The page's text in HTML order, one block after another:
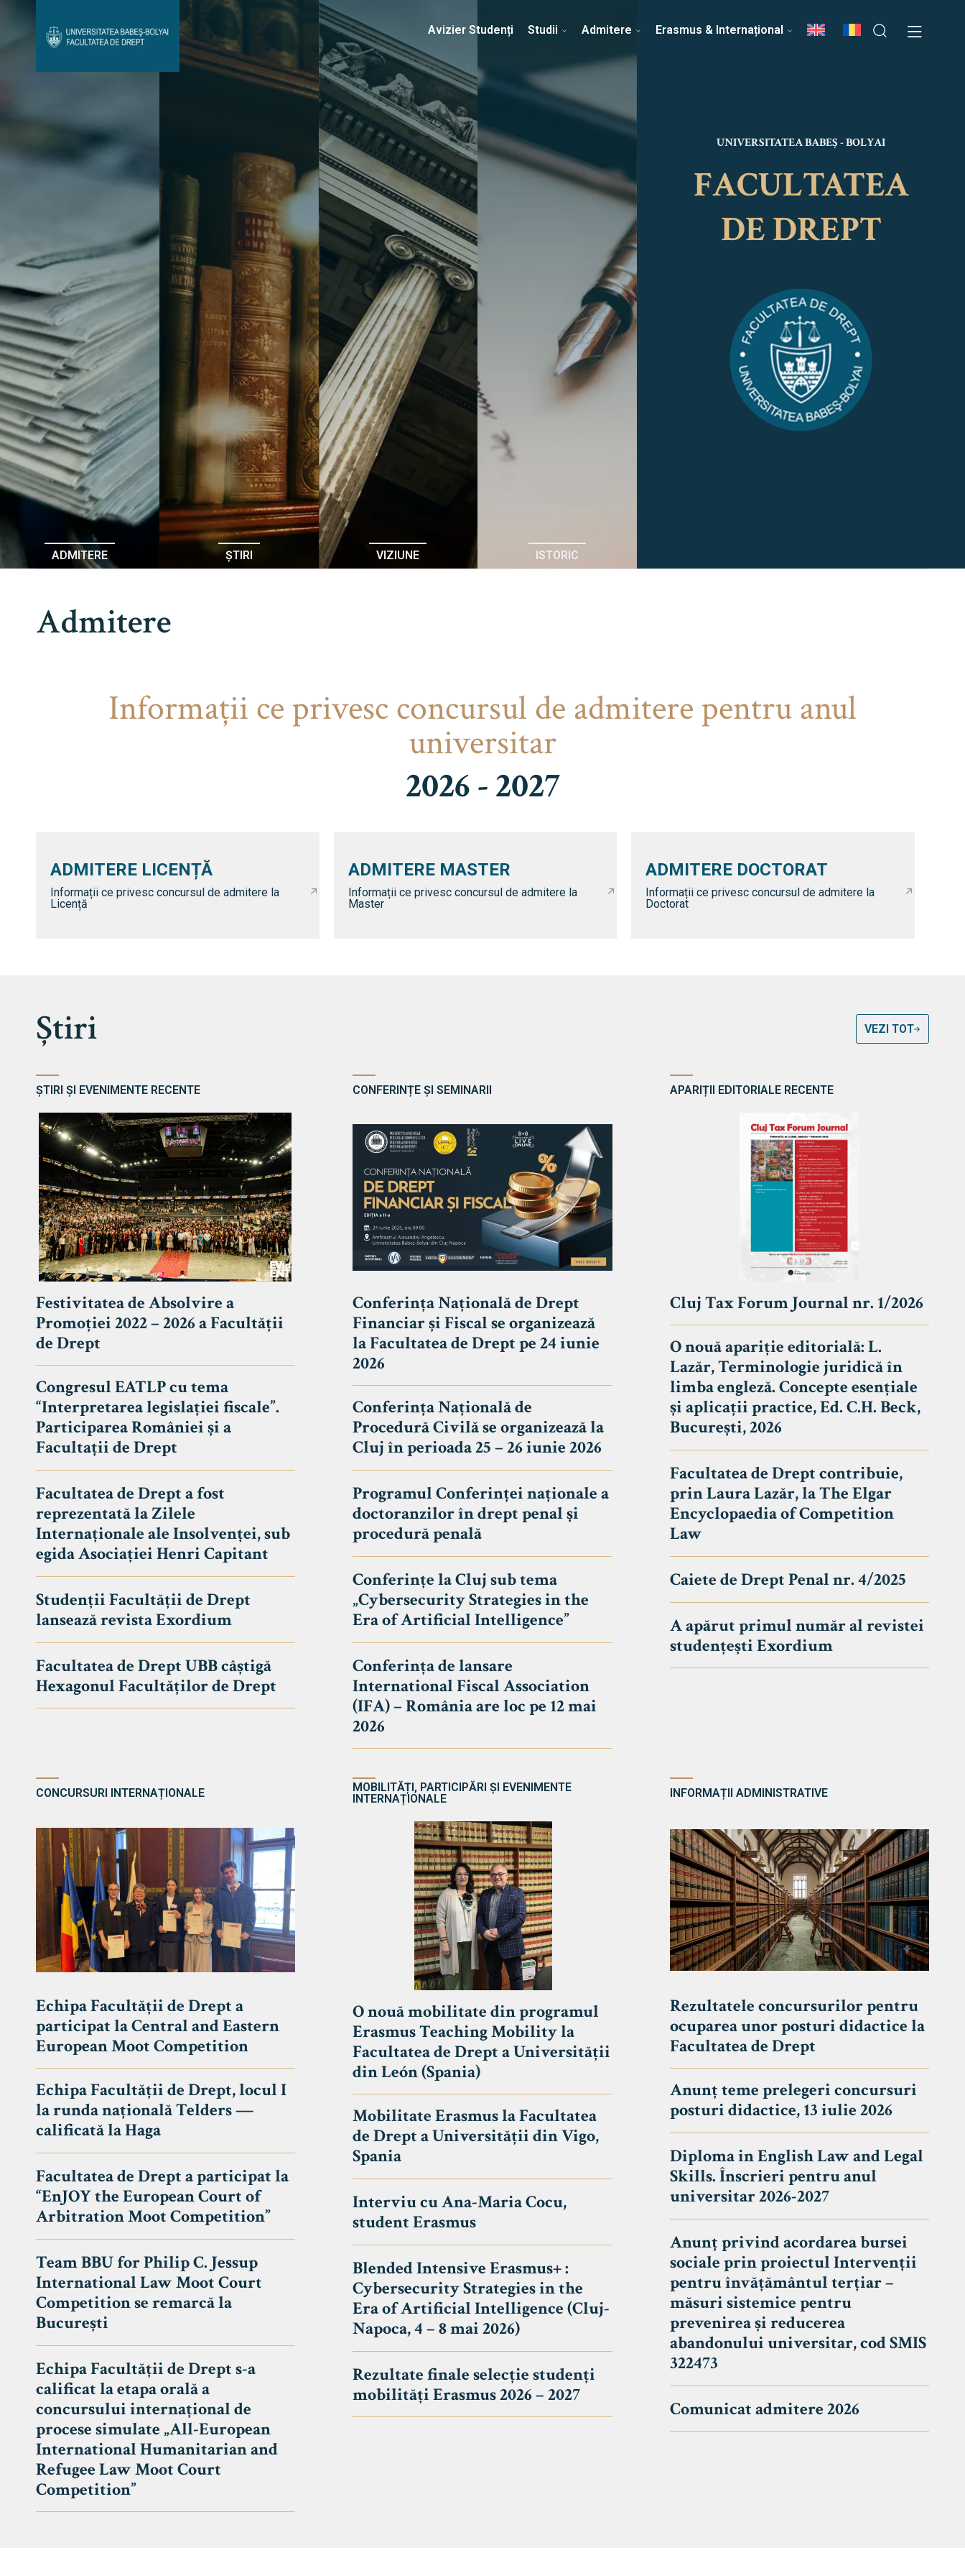
Avizier Studenți Admitere Erasmus & Internațional Despre Facultate Știri Echipa Facultății
Contact
UNIVERSITATEA BABEȘ - BOLYAI
FACULTATEA
DE DREPT
Avizier Studenți
Studii
Admitere
Erasmus & Internațional
Știri
Echipa Facultății
Bibliotecă & Reviste
Avizier Studenți Studii Admitere Erasmus & Internațional
ADMITERE ȘTIRI VIZIUNE ISTORIC
UNIVERSITATEA BABEȘ - BOLYAI
FACULTATEA
DE DREPT
Admitere
Informaţii ce privesc concursul de admitere pentru anul
universitar
2026 - 2027
ADMITERE LICENȚĂ
Informații ce privesc concursul de admitere la
Licență
ADMITERE MASTER
Informații ce privesc concursul de admitere la
Master
ADMITERE DOCTORAT
Informații ce privesc concursul de admitere la
Doctorat
Știri VEZI TOT
ȘTIRI ȘI EVENIMENTE RECENTE
Festivitatea de Absolvire a
Promoției 2022 – 2026 a Facultății
de Drept
Congresul EATLP cu tema
“Interpretarea legislației fiscale”.
Participarea României și a
Facultații de Drept
Facultatea de Drept a fost
reprezentată la Zilele
Internaționale ale Insolvenței, sub
egida Asociației Henri Capitant
Studenții Facultății de Drept
lansează revista Exordium
Facultatea de Drept UBB câștigă
Hexagonul Facultăților de Drept
CONFERINȚE ȘI SEMINARII
Conferința Națională de Drept
Financiar și Fiscal se organizează
la Facultatea de Drept pe 24 iunie
2026
Conferința Națională de
Procedură Civilă se organizează la
Cluj în perioada 25 – 26 iunie 2026
Programul Conferinței naționale a
doctoranzilor în drept penal și
procedură penală
Conferințe la Cluj sub tema
„Cybersecurity Strategies in the
Era of Artificial Intelligence”
Conferința de lansare
International Fiscal Association
(IFA) – România are loc pe 12 mai
2026
APARIȚII EDITORIALE RECENTE
Cluj Tax Forum Journal nr. 1/2026
O nouă apariție editorială: L.
Lazăr, Terminologie juridică în
limba engleză. Concepte esențiale
și aplicații practice, Ed. C.H. Beck,
București, 2026
Facultatea de Drept contribuie,
prin Laura Lazăr, la The Elgar
Encyclopaedia of Competition
Law
Caiete de Drept Penal nr. 4/2025
A apărut primul număr al revistei
studențești Exordium
CONCURSURI INTERNAȚIONALE
Echipa Facultății de Drept a
participat la Central and Eastern
European Moot Competition
Echipa Facultății de Drept, locul I
la runda națională Telders —
calificată la Haga
Facultatea de Drept a participat la
“EnJOY the European Court of
Arbitration Moot Competition”
Team BBU for Philip C. Jessup
International Law Moot Court
Competition se remarcă la
București
Echipa Facultății de Drept s-a
calificat la etapa orală a
concursului internațional de
procese simulate „All-European
International Humanitarian and
Refugee Law Moot Court
Competition”
MOBILITĂȚI, PARTICIPĂRI ȘI EVENIMENTE
INTERNAȚIONALE
O nouă mobilitate din programul
Erasmus Teaching Mobility la
Facultatea de Drept a Universității
din León (Spania)
Mobilitate Erasmus la Facultatea
de Drept a Universității din Vigo,
Spania
Interviu cu Ana-Maria Cocu,
student Erasmus
Blended Intensive Erasmus+ :
Cybersecurity Strategies in the
Era of Artificial Intelligence (Cluj-
Napoca, 4 – 8 mai 2026)
Rezultate finale selecție studenți
mobilități Erasmus 2026 – 2027
INFORMAȚII ADMINISTRATIVE
Rezultatele concursurilor pentru
ocuparea unor posturi didactice la
Facultatea de Drept
Anunț teme prelegeri concursuri
posturi didactice, 13 iulie 2026
Diploma in English Law and Legal
Skills. Înscrieri pentru anul
universitar 2026-2027
Anunț privind acordarea bursei
sociale prin proiectul Intervenții
pentru învățământul terțiar –
măsuri sistemice pentru
prevenirea și reducerea
abandonului universitar, cod SMIS
322473
Comunicat admitere 2026